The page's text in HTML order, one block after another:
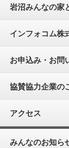
岩沼みんなの家
インフォコム株
お申込み・お問
協賛協力企業の
アクセス
みんなのお知ら